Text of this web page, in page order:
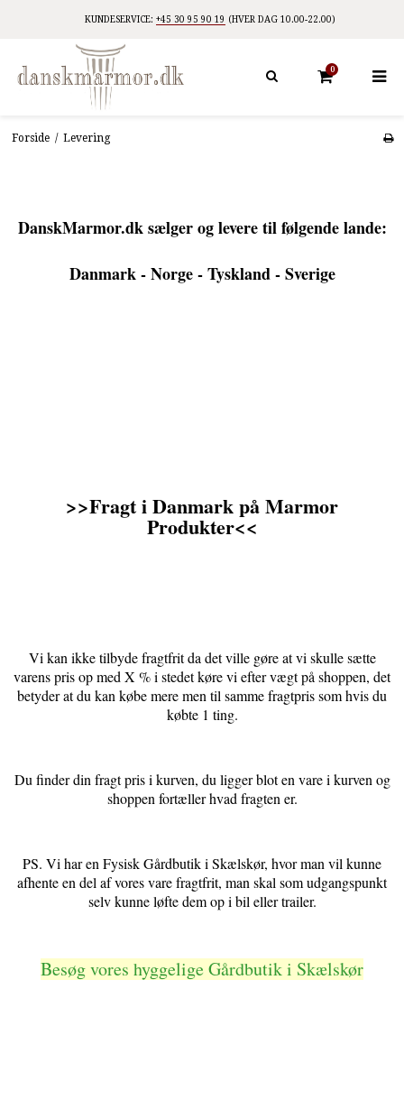
KUNDESERVICE: +45 30 95 90 19 (HVER DAG 10.00-22.00)
0
Forside / Levering
DanskMarmor.dk sælger og levere til følgende lande:
Danmark - Norge - Tyskland - Sverige
>>Fragt i Danmark på Marmor
Produkter<<
Vi kan ikke tilbyde fragtfrit da det ville gøre at vi skulle sætte
varens pris op med X % i stedet køre vi efter vægt på shoppen, det
betyder at du kan købe mere men til samme fragtpris som hvis du
købte 1 ting.
Du finder din fragt pris i kurven, du ligger blot en vare i kurven og
shoppen fortæller hvad fragten er.
PS. Vi har en Fysisk Gårdbutik i Skælskør, hvor man vil kunne
afhente en del af vores vare fragtfrit, man skal som udgangspunkt
selv kunne løfte dem op i bil eller trailer.
Besøg vores hyggelige Gårdbutik i Skælskør